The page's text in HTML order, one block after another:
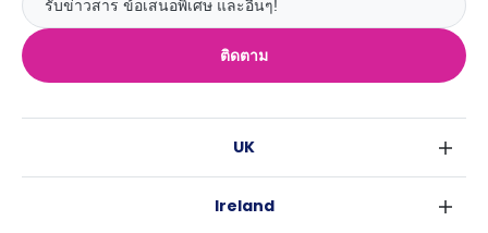
ติดตาม
UK
Ireland